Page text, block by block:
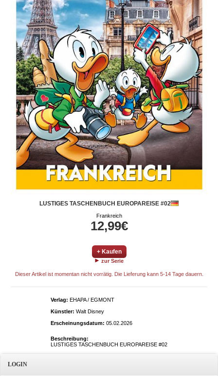
LUSTIGES TASCHENBUCH EUROPAREISE #02
Frankreich
12,99€
+ Kaufen
zur Serie
Dieser Artikel ist momentan nicht vorrätig. Die Lieferung kann 5-14 Tage dauern.
Verlag: EHAPA / EGMONT
Künstler: Walt Disney
Erscheinungsdatum: 05.02.2026
Beschreibung:
LUSTIGES TASCHENBUCH EUROPAREISE #02
LOGIN